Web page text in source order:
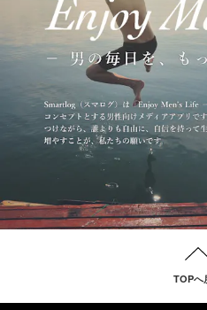
TOPへ